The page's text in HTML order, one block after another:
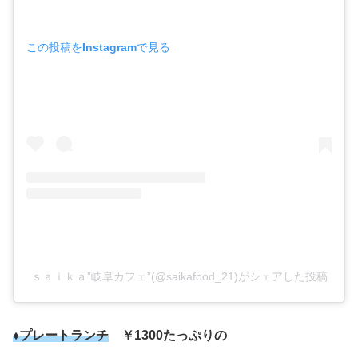
この投稿をInstagramで見る
ｓａｉｋａ”岐阜カフェ”(@saikafood_21)がシェアした投稿
♦プレートランチ ￥1300たっぷりの